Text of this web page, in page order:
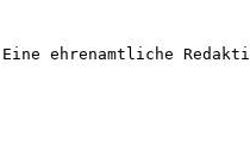
Eine ehrenamtliche